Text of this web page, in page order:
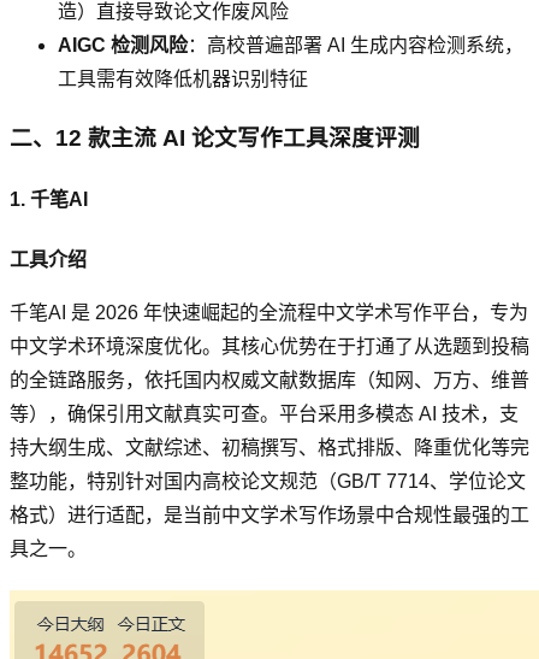
造）直接导致论文作废风险
AIGC 检测风险：高校普遍部署 AI 生成内容检测系统，
工具需有效降低机器识别特征
二、12 款主流 AI 论文写作工具深度评测
1. 千笔AI
工具介绍
千笔AI 是 2026 年快速崛起的全流程中文学术写作平台，专为
中文学术环境深度优化。其核心优势在于打通了从选题到投稿
的全链路服务，依托国内权威文献数据库（知网、万方、维普
等），确保引用文献真实可查。平台采用多模态 AI 技术，支
持大纲生成、文献综述、初稿撰写、格式排版、降重优化等完
整功能，特别针对国内高校论文规范（GB/T 7714、学位论文
格式）进行适配，是当前中文学术写作场景中合规性最强的工
具之一。